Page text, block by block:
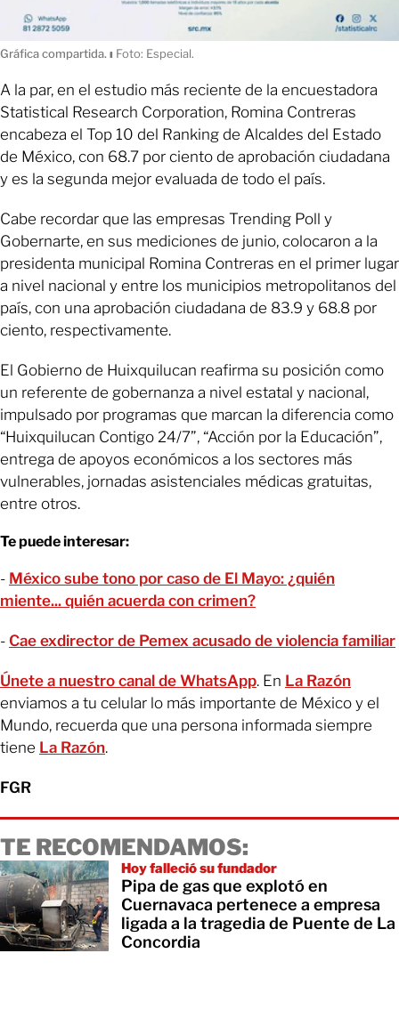
Gráfica compartida. ı Foto: Especial.
A la par, en el estudio más reciente de la encuestadora
Statistical Research Corporation, Romina Contreras
encabeza el Top 10 del Ranking de Alcaldes del Estado
de México, con 68.7 por ciento de aprobación ciudadana
y es la segunda mejor evaluada de todo el país.
Cabe recordar que las empresas Trending Poll y
Gobernarte, en sus mediciones de junio, colocaron a la
presidenta municipal Romina Contreras en el primer lugar
a nivel nacional y entre los municipios metropolitanos del
país, con una aprobación ciudadana de 83.9 y 68.8 por
ciento, respectivamente.
El Gobierno de Huixquilucan reafirma su posición como
un referente de gobernanza a nivel estatal y nacional,
impulsado por programas que marcan la diferencia como
“Huixquilucan Contigo 24/7”, “Acción por la Educación”,
entrega de apoyos económicos a los sectores más
vulnerables, jornadas asistenciales médicas gratuitas,
entre otros.
Te puede interesar:
- México sube tono por caso de El Mayo: ¿quién
miente... quién acuerda con crimen?
- Cae exdirector de Pemex acusado de violencia familiar
Únete a nuestro canal de WhatsApp. En La Razón
enviamos a tu celular lo más importante de México y el
Mundo, recuerda que una persona informada siempre
tiene La Razón.
FGR
TE RECOMENDAMOS:
Hoy falleció su fundador
Pipa de gas que explotó en
Cuernavaca pertenece a empresa
ligada a la tragedia de Puente de La
Concordia